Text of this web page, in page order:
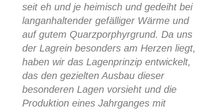
seit eh und je heimisch und gedeiht bei
langanhaltender gefälliger Wärme und
auf gutem Quarzporphyrgrund. Da uns
der Lagrein besonders am Herzen liegt,
haben wir das Lagenprinzip entwickelt,
das den gezielten Ausbau dieser
besonderen Lagen vorsieht und die
Produktion eines Jahrganges mit